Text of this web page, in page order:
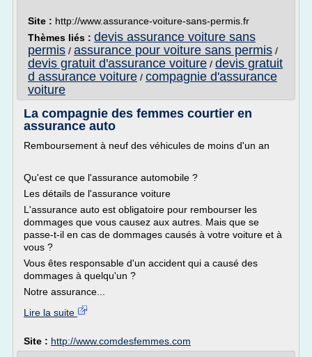
Site : http://www.assurance-voiture-sans-permis.fr
Thèmes liés : devis assurance voiture sans
permis / assurance pour voiture sans permis /
devis gratuit d'assurance voiture / devis gratuit
d assurance voiture / compagnie d'assurance
voiture
La compagnie des femmes courtier en
assurance auto
Remboursement à neuf des véhicules de moins d'un an
Qu'est ce que l'assurance automobile ?
Les détails de l'assurance voiture
L'assurance auto est obligatoire pour rembourser les
dommages que vous causez aux autres. Mais que se
passe-t-il en cas de dommages causés à votre voiture et à
vous ?
Vous êtes responsable d'un accident qui a causé des
dommages à quelqu'un ?
Notre assurance...
Lire la suite
Site : http://www.comdesfemmes.com